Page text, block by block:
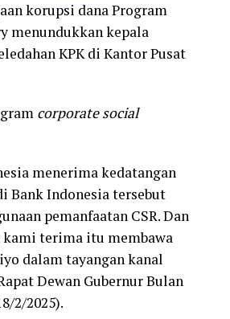
korupsi dana Program
menundukkan kepala
KPK di Kantor Pusat
corporate social
menerima kedatangan
Bank Indonesia tersebut
pemanfaatan CSR. Dan
kami terima itu membawa
dalam tayangan kanal
Dewan Gubernur Bulan
2/2025).